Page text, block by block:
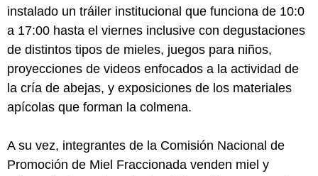
instalado un tráiler institucional que funciona de 10:0
a 17:00 hasta el viernes inclusive con degustaciones
de distintos tipos de mieles, juegos para niños,
proyecciones de videos enfocados a la actividad de
la cría de abejas, y exposiciones de los materiales
apícolas que forman la colmena.
A su vez, integrantes de la Comisión Nacional de
Promoción de Miel Fraccionada venden miel y